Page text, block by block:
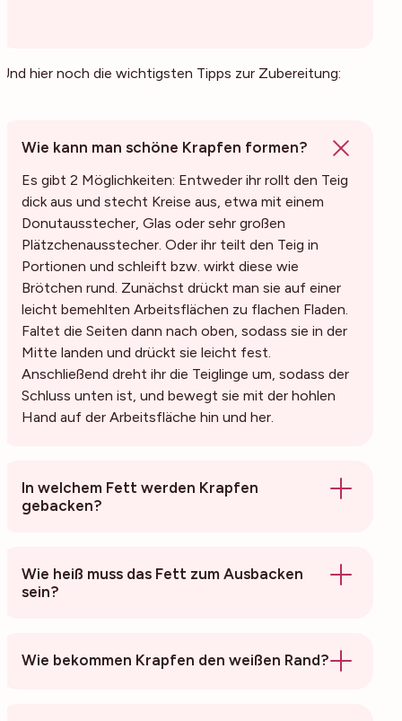
Und hier noch die wichtigsten Tipps zur Zubereitung:
Wie kann man schöne Krapfen formen?
Es gibt 2 Möglichkeiten: Entweder ihr rollt den Teig
dick aus und stecht Kreise aus, etwa mit einem
Donutausstecher, Glas oder sehr großen
Plätzchenausstecher. Oder ihr teilt den Teig in
Portionen und schleift bzw. wirkt diese wie
Brötchen rund. Zunächst drückt man sie auf einer
leicht bemehlten Arbeitsflächen zu flachen Fladen.
Faltet die Seiten dann nach oben, sodass sie in der
Mitte landen und drückt sie leicht fest.
Anschließend dreht ihr die Teiglinge um, sodass der
Schluss unten ist, und bewegt sie mit der hohlen
Hand auf der Arbeitsfläche hin und her.
In welchem Fett werden Krapfen
gebacken?
Wie heiß muss das Fett zum Ausbacken
sein?
Wie bekommen Krapfen den weißen Rand?